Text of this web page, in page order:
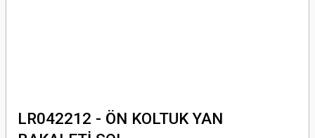
LR042212 - ÖN KOLTUK YAN